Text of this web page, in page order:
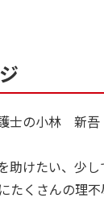
士の小林 新
助けたい、少
たくさんの理